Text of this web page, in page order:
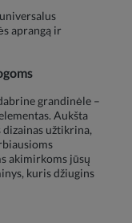
aprangą ir
grandinėle –
Aukšta
dizainas užtikrina,
akimirkoms jūsų
kuris džiugins